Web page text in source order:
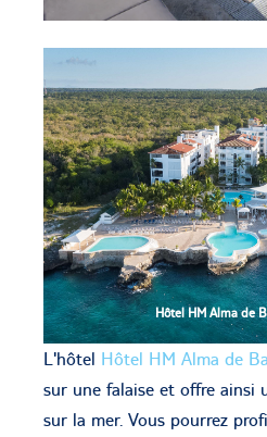
Hôtel HM Alma de
L'hôtel Hôtel HM Alma de
sur une falaise et offre ainsi
sur la mer. Vous pourrez